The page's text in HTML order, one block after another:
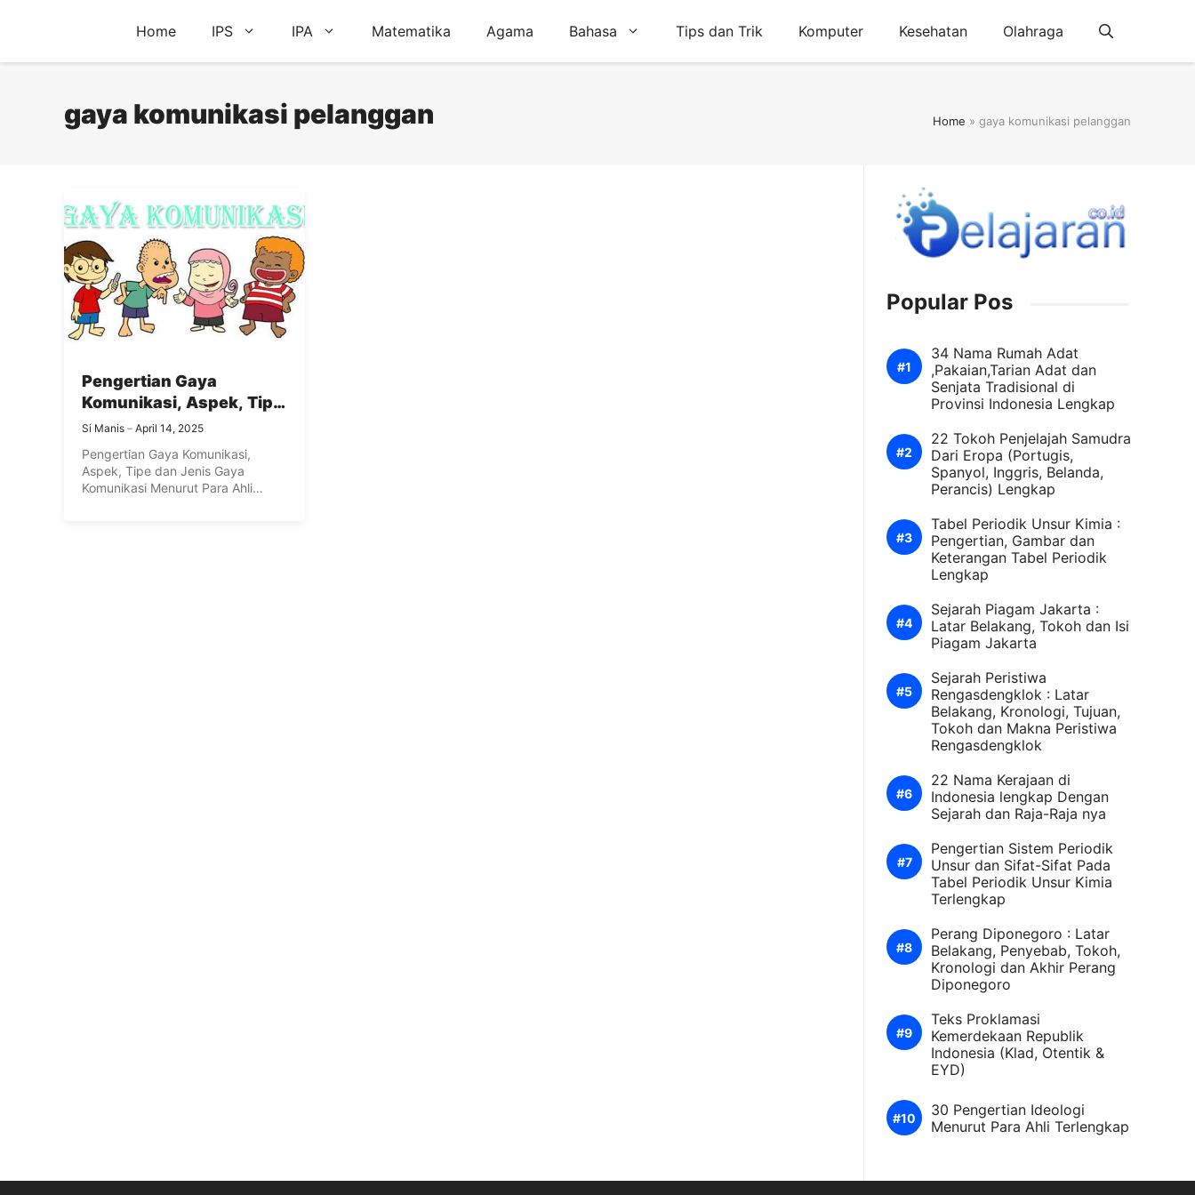
Home IPS IPA Matematika Agama Bahasa Tips dan Trik Komputer Kesehatan Olahraga
gaya komunikasi pelanggan Home » gaya komunikasi pelanggan
Pengertian Gaya
Komunikasi, Aspek, Tipe
dan Jenis Gaya
Komunikasi Menurut
Para Ahli Lengkap
Si Manis April 14, 2025
Pengertian Gaya Komunikasi,
Aspek, Tipe dan Jenis Gaya
Komunikasi Menurut Para Ahli
Popular Pos
34 Nama Rumah Adat
,Pakaian,Tarian Adat dan
Senjata Tradisional di
Provinsi Indonesia Lengkap
22 Tokoh Penjelajah Samudra
Dari Eropa (Portugis,
Spanyol, Inggris, Belanda,
Perancis) Lengkap
Tabel Periodik Unsur Kimia :
Pengertian, Gambar dan
Keterangan Tabel Periodik
Lengkap
Sejarah Piagam Jakarta :
Latar Belakang, Tokoh dan Isi
Piagam Jakarta
Sejarah Peristiwa
Rengasdengklok : Latar
Belakang, Kronologi, Tujuan,
Tokoh dan Makna Peristiwa
Rengasdengklok
22 Nama Kerajaan di
Indonesia lengkap Dengan
Sejarah dan Raja-Raja nya
Pengertian Sistem Periodik
Unsur dan Sifat-Sifat Pada
Tabel Periodik Unsur Kimia
Terlengkap
Perang Diponegoro : Latar
Belakang, Penyebab, Tokoh,
Kronologi dan Akhir Perang
Diponegoro
Teks Proklamasi
Kemerdekaan Republik
Indonesia (Klad, Otentik &
EYD)
30 Pengertian Ideologi
Menurut Para Ahli Terlengkap